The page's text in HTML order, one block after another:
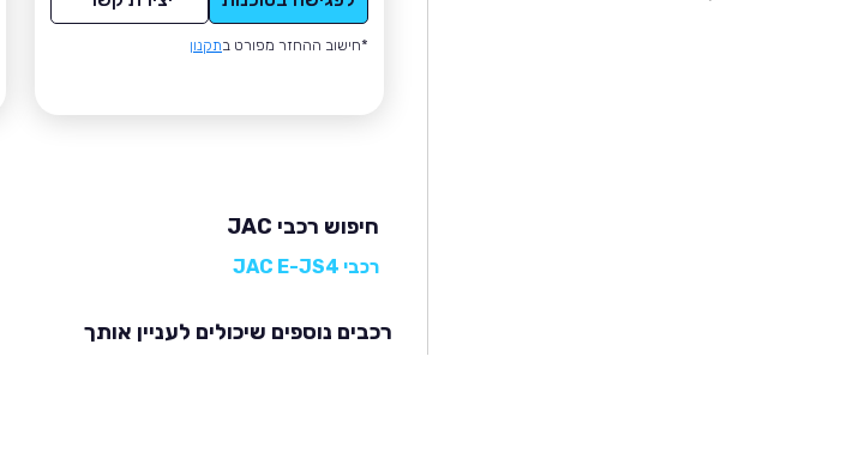
*חישוב ההחזר מפורט בתקנון
חיפוש רכבי JAC
רכבי JAC E-JS4
רכבים נוספים שיכולים לעניין אותך